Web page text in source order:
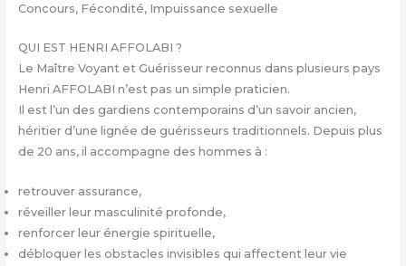
Concours, Fécondité, Impuissance sexuelle
QUI EST HENRI AFFOLABI ?
Le Maître Voyant et Guérisseur reconnus dans plusieurs pays
Henri AFFOLABI n’est pas un simple praticien.
Il est l’un des gardiens contemporains d’un savoir ancien,
héritier d’une lignée de guérisseurs traditionnels. Depuis plus
de 20 ans, il accompagne des hommes à :
retrouver assurance,
réveiller leur masculinité profonde,
renforcer leur énergie spirituelle,
débloquer les obstacles invisibles qui affectent leur vie